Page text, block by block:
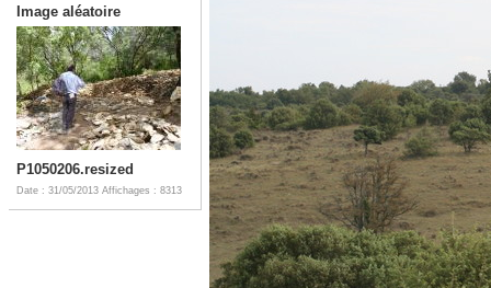
Image aléatoire
P1050206.resized
Date : 31/05/2013 Affichages : 8313